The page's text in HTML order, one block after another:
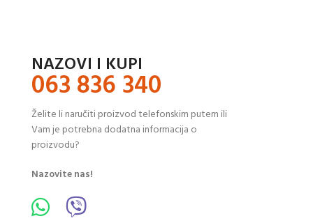
NAZOVI I KUPI
063 836 340
Želite li naručiti proizvod telefonskim putem ili
Vam je potrebna dodatna informacija o
proizvodu?
Nazovite nas!